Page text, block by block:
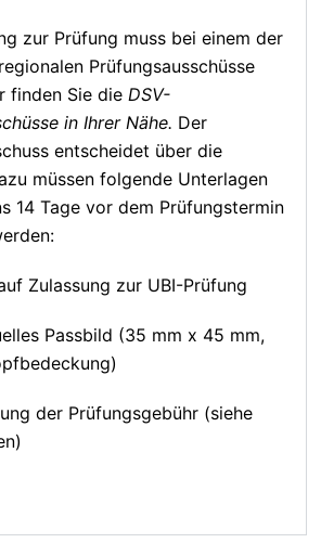
zur Prüfung muss bei einem der
Prüfungsausschüsse
finden Sie die DSV-
in Ihrer Nähe. Der
entscheidet über die
müssen folgende Unterlagen
14 Tage vor dem Prüfungstermin
Zulassung zur UBI-Prüfung
Passbild (35 mm x 45 mm,
der Prüfungsgebühr (siehe